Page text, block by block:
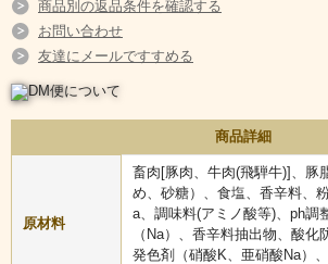
商品別の返品条件を確認する
お問い合わせ
友達にメールですすめる
商品詳細
原材料
畜肉[豚肉、牛肉(飛騨牛)]、豚
め、砂糖）、食塩、香辛料、
a、調味料(アミノ酸等)、ph調
（Na）、香辛料抽出物、酸化
発色剤（硝酸K、亜硝酸Na）